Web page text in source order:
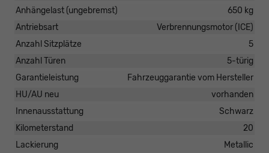
Anhängelast (ungebremst)
650 kg
Antriebsart
Verbrennungsmotor (ICE)
Anzahl Sitzplätze
5
Anzahl Türen
5-türig
Garantieleistung
Fahrzeuggarantie vom Hersteller
HU/AU neu
vorhanden
Innenausstattung
Schwarz
Kilometerstand
20
Lackierung
Metallic